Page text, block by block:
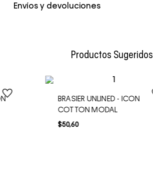
Color Negro
Envíos y devoluciones
Productos Sugeridos
BRASIER UNLINED - ICON
COTTON MODAL
$50,60